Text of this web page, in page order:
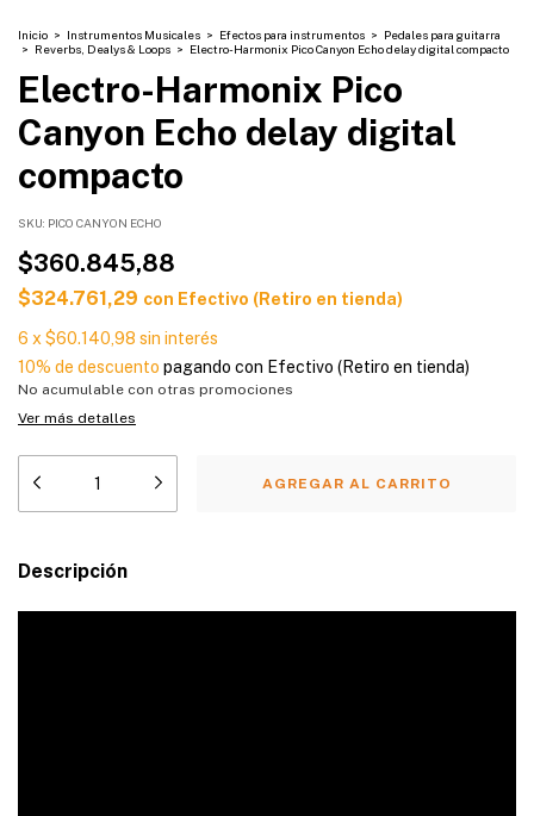
Inicio > Instrumentos Musicales > Efectos para instrumentos > Pedales para guitarra
> Reverbs, Dealys & Loops > Electro-Harmonix Pico Canyon Echo delay digital compacto
Electro-Harmonix Pico
Canyon Echo delay digital
compacto
SKU: PICO CANYON ECHO
$360.845,88
$324.761,29 con Efectivo (Retiro en tienda)
6 x $60.140,98 sin interés
10% de descuento pagando con Efectivo (Retiro en tienda)
No acumulable con otras promociones
Ver más detalles
Descripción